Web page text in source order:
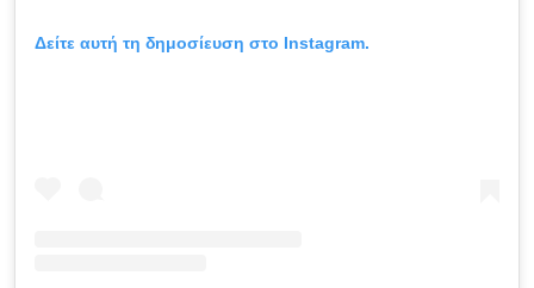
Δείτε αυτή τη δημοσίευση στο Instagram.